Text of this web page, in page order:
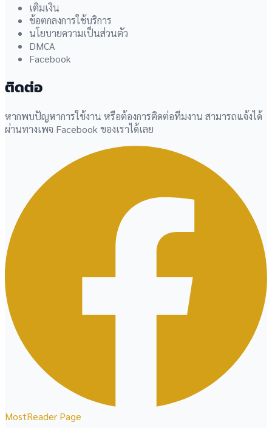
เติมเงิน
ข้อตกลงการใช้บริการ
นโยบายความเป็นส่วนตัว
DMCA
Facebook
ติดต่อ
หากพบปัญหาการใช้งาน หรือต้องการติดต่อทีมงาน สามารถแจ้งได้
ผ่านทางเพจ Facebook ของเราได้เลย
MostReader Page